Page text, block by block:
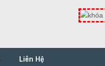
Liên Hệ